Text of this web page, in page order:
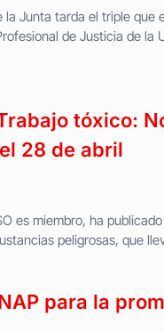
Junta tarda el triple que
de Justicia de la
tóxico:
28 de abril
es miembro, ha
peligrosas, que
para la